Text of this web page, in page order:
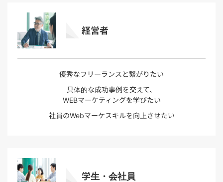
経営者
優秀なフリーランスと繋がりたい
具体的な成功事例を交えて、
WEBマーケティングを学びたい
社員のWebマーケスキルを向上させたい
学生・会社員